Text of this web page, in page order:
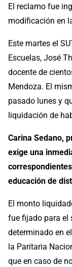
El reclamo fue
modificación en
Este martes el
Escuelas, José
docente de
Mendoza. El
pasado lunes y
liquidación de
Carina Sedano,
exige una
educación de
El monto
fue fijado para el
determinado en
la Paritaria
que en caso de